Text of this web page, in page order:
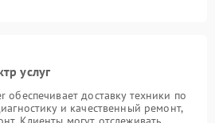
услуг
обеспечивает доставку техники по
и качественный ремонт,